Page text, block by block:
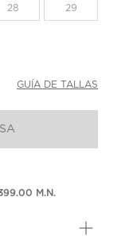
28 29
GUÍA DE TALLAS
M.N.